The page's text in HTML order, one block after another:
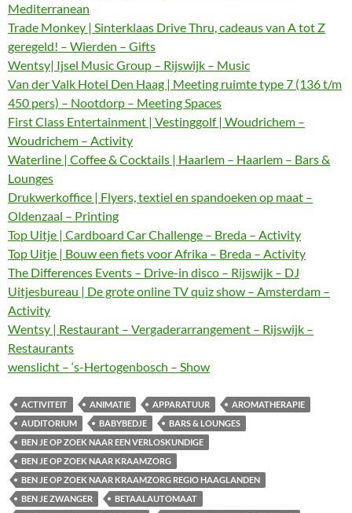
Mediterranean
Trade Monkey | Sinterklaas Drive Thru, cadeaus van A tot Z
geregeld! – Wierden – Gifts
Wentsy| Ijsel Music Group – Rijswijk – Music
Van der Valk Hotel Den Haag | Meeting ruimte type 7 (136 t/m
450 pers) – Nootdorp – Meeting Spaces
First Class Entertainment | Vestinggolf | Woudrichem –
Woudrichem – Activity
Waterline | Coffee & Cocktails | Haarlem – Haarlem – Bars &
Lounges
Drukwerkoffice | Flyers, textiel en spandoeken op maat –
Oldenzaal – Printing
Top Uitje | Cardboard Car Challenge – Breda – Activity
Top Uitje | Bouw een fiets voor Afrika – Breda – Activity
The Differences Events – Drive-in disco – Rijswijk – DJ
Uitjesbureau | De grote online TV quiz show – Amsterdam –
Activity
Wentsy | Restaurant – Vergaderarrangement – Rijswijk –
Restaurants
wenslicht – ‘s-Hertogenbosch – Show
ACTIVITEIT ANIMATIE APPARATUUR
AROMATHERAPIE
AUDITORIUM
BABYBEDJE
BARS & LOUNGES
BEN JE OP ZOEK NAAR EEN VERLOSKUNDIGE
BEN JE OP ZOEK NAAR KRAAMZORG
BEN JE OP ZOEK NAAR KRAAMZORG REGIO HAAGLANDEN
BEN JE ZWANGER
BETAALAUTOMAAT